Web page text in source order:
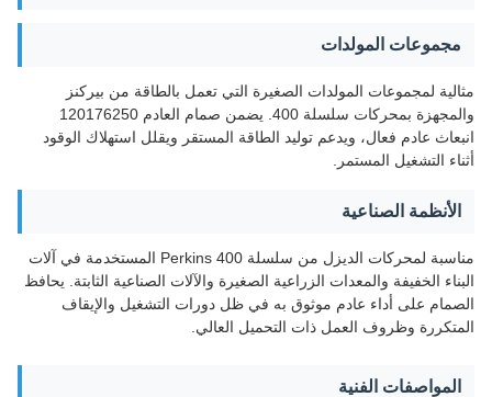
مجموعات المولدات
مثالية لمجموعات المولدات الصغيرة التي تعمل بالطاقة من بيركنز
والمجهزة بمحركات سلسلة 400. يضمن صمام العادم 120176250
انبعاث عادم فعال، ويدعم توليد الطاقة المستقر ويقلل استهلاك الوقود
أثناء التشغيل المستمر.
الأنظمة الصناعية
مناسبة لمحركات الديزل من سلسلة Perkins 400 المستخدمة في آلات
البناء الخفيفة والمعدات الزراعية الصغيرة والآلات الصناعية الثابتة. يحافظ
الصمام على أداء عادم موثوق به في ظل دورات التشغيل والإيقاف
المتكررة وظروف العمل ذات التحميل العالي.
المواصفات الفنية